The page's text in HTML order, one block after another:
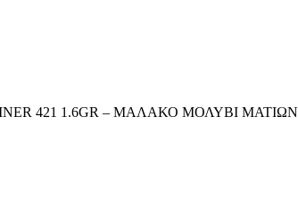
421 1.6GR – ΜΑΛΑΚΌ ΜΟΛΎΒΙ ΜΑΤΙΏΝ